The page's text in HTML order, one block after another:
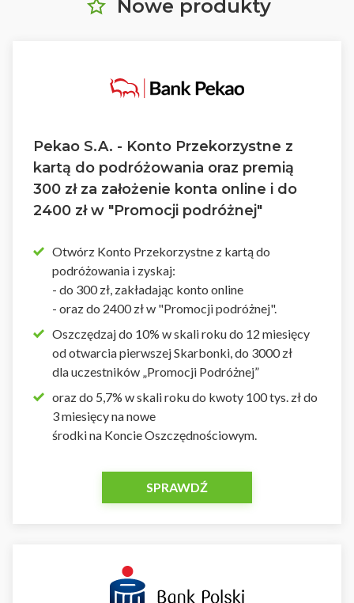
Nowe produkty
Pekao S.A. - Konto Przekorzystne z
kartą do podróżowania oraz premią
300 zł za założenie konta online i do
2400 zł w "Promocji podróżnej"
Otwórz Konto Przekorzystne z kartą do
podróżowania i zyskaj:
- do 300 zł, zakładając konto online
- oraz do 2400 zł w "Promocji podróżnej".
Oszczędzaj do 10% w skali roku do 12 miesięcy
od otwarcia pierwszej Skarbonki, do 3000 zł
dla uczestników „Promocji Podróżnej”
oraz do 5,7% w skali roku do kwoty 100 tys. zł do
3 miesięcy na nowe
środki na Koncie Oszczędnościowym.
SPRAWDŹ